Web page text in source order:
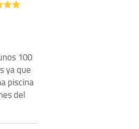
100
ya que
piscina
del